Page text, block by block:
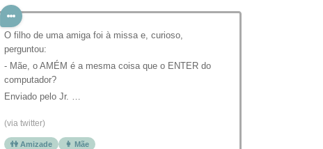
O filho de uma amiga foi à missa e, curioso,
perguntou:
- Mãe, o AMÉM é a mesma coisa que o ENTER do
computador?
Enviado pelo Jr. …
(via twitter)
👫 Amizade 👩 Mãe